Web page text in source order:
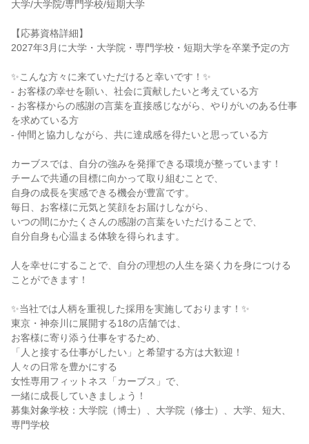
大学/大学院/専門学校/短期大学
【応募資格詳細】
2027年3月に大学・大学院・専門学校・短期大学を卒業予定の方
✨こんな方々に来ていただけると幸いです！✨
- お客様の幸せを願い、社会に貢献したいと考えている方
- お客様からの感謝の言葉を直接感じながら、やりがいのある仕事
を求めている方
- 仲間と協力しながら、共に達成感を得たいと思っている方
カーブスでは、自分の強みを発揮できる環境が整っています！
チームで共通の目標に向かって取り組むことで、
自身の成長を実感できる機会が豊富です。
毎日、お客様に元気と笑顔をお届けしながら、
いつの間にかたくさんの感謝の言葉をいただけることで、
自分自身も心温まる体験を得られます。
人を幸せにすることで、自分の理想の人生を築く力を身につける
ことができます！
✨当社では人柄を重視した採用を実施しております！✨
東京・神奈川に展開する18の店舗では、
お客様に寄り添う仕事をするため、
「人と接する仕事がしたい」と希望する方は大歓迎！
人々の日常を豊かにする
女性専用フィットネス「カーブス」で、
一緒に成長していきましょう！
募集対象学校：大学院（博士）、大学院（修士）、大学、短大、
専門学校